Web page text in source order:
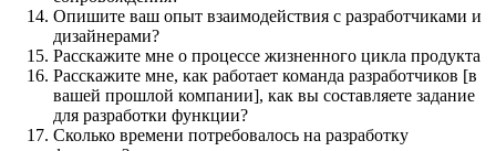
Опишите ваш опыт взаимодействия с разработчиками и
дизайнерами?
Расскажите мне о процессе жизненного цикла продукта
Расскажите мне, как работает команда разработчиков [в
вашей прошлой компании], как вы составляете задание
для разработки функции?
Сколько времени потребовалось на разработку